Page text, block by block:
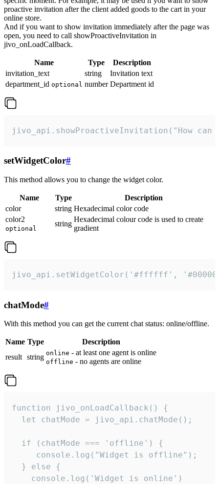
proactive invitation after the client added goods to the cart in your
online store.
And if you want to show invitation immediately after the page was
open, you need to call showProactiveInvitation in
jivo_onLoadCallback.
Name Type
Description
invitation_text
string
Invitation text
department_id optional number Department id
jivo_api.showProactiveInvitation("How
setWidgetColor#
This method allows you to change the widget color.
Name Type
Description
color
string Hexadecimal color code
color2
optional
string
Hexadecimal colour code is used to create
gradient
jivo_api.setWidgetColor('#ffffff',
chatMode#
With this method you can get the current chat status: online/offline.
Name Type
Description
result string online - at least one agent is online
offline - no agents are online
function jivo_onLoadCallback() {
  let chatMode = jivo_api.chatMode();
  if (chatMode === 'offline') {
     console.log("Widget is offline");
  } else {
    console.log('Widget is online')